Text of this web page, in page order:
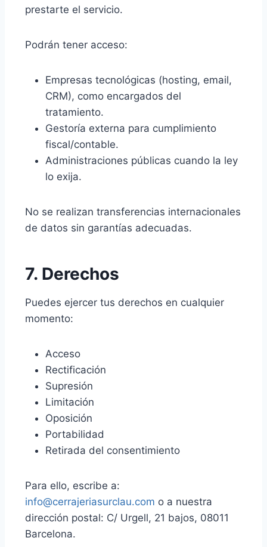
prestarte el servicio.
Podrán tener acceso:
Empresas tecnológicas (hosting, email,
CRM), como encargados del
tratamiento.
Gestoría externa para cumplimiento
fiscal/contable.
Administraciones públicas cuando la ley
lo exija.
No se realizan transferencias internacionales
de datos sin garantías adecuadas.
7. Derechos
Puedes ejercer tus derechos en cualquier
momento:
Acceso
Rectificación
Supresión
Limitación
Oposición
Portabilidad
Retirada del consentimiento
Para ello, escribe a:
info@cerrajeriasurclau.com o a nuestra
dirección postal: C/ Urgell, 21 bajos, 08011
Barcelona.